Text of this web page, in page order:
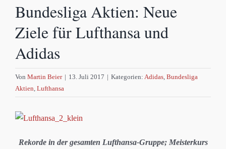
Bundesliga Aktien: Neue
Ziele für Lufthansa und
Adidas
Von Martin Beier | 13. Juli 2017 | Kategorien: Adidas, Bundesliga
Aktien, Lufthansa
Rekorde in der gesamten Lufthansa-Gruppe; Meisterkurs